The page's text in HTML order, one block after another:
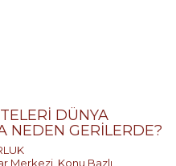
DÜNYA
NEDEN GERİLERDE?
Merkezi Konu Bazlı